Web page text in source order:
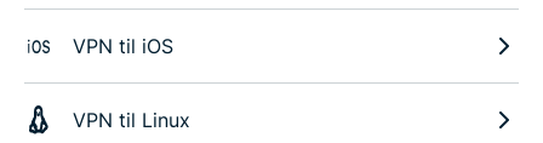
VPN til iOS
VPN til Linux